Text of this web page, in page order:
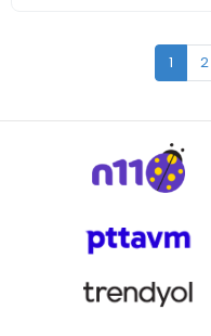
1 2